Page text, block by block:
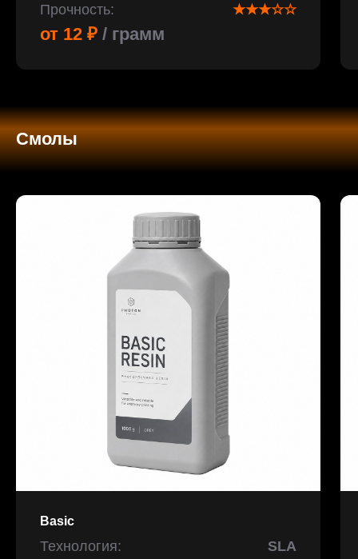
Прочность: ★★★☆☆
от 12 ₽ / грамм
Смолы
Basic
Технология:
SLA